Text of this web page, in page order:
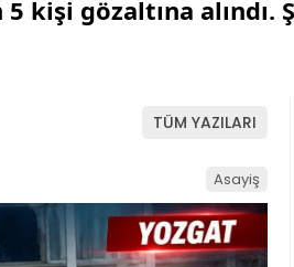
kişi gözaltına alındı.
TÜM YAZILARI
Asayiş